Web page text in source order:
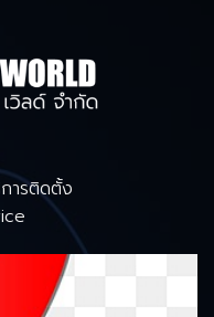
ารติดตั้ง